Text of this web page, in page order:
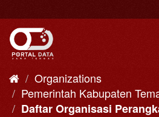
to
content
Organizations
Pemerintah Kabupaten
Daftar Organisasi